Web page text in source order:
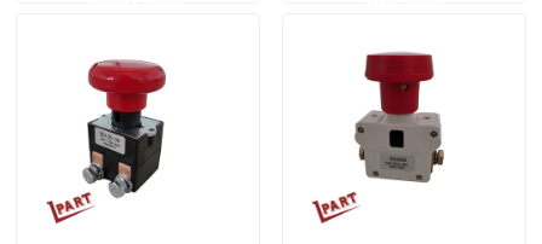
Βίντεο
Forklift μέρη μπαταριών